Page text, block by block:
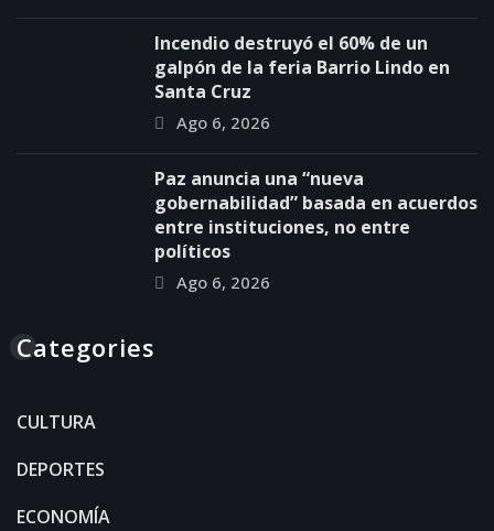
Incendio destruyó el 60% de un
galpón de la feria Barrio Lindo en
Santa Cruz
Ago 6, 2026
Paz anuncia una “nueva
gobernabilidad” basada en acuerdos
entre instituciones, no entre
políticos
Ago 6, 2026
Categories
CULTURA
DEPORTES
ECONOMÍA